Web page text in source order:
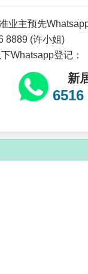
业主预先
8889 (许小姐)
Whatsapp登记：
新
6516